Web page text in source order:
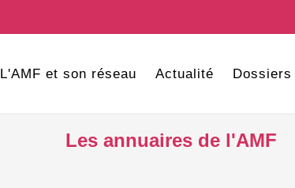
L'AMF et son réseau Actualité Dossiers
Les annuaires de l'AMF